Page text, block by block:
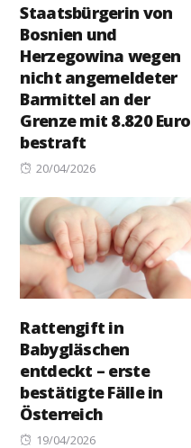
Staatsbürgerin von
Bosnien und
Herzegowina wegen
nicht angemeldeter
Barmittel an der
Grenze mit 8.820 Euro
bestraft
Posted
20/04/2026
Rattengift in
Babygläschen
entdeckt – erste
bestätigte Fälle in
Österreich
Posted
19/04/2026